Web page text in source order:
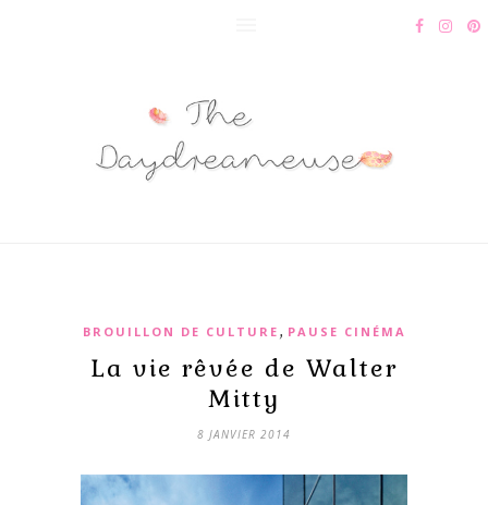
BROUILLON DE CULTURE , PAUSE CINÉMA
La vie rêvée de Walter
Mitty
8 JANVIER 2014